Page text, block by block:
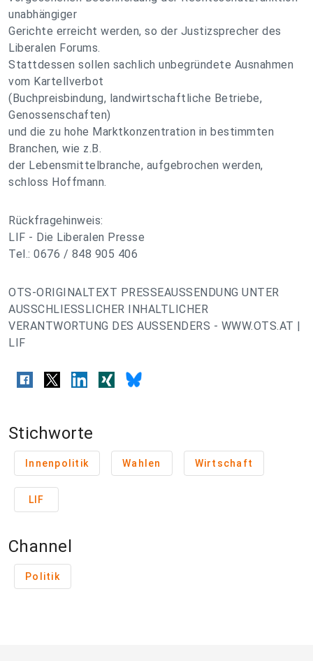
unabhängiger
Gerichte erreicht werden, so der Justizsprecher des
Liberalen Forums.
Stattdessen sollen sachlich unbegründete Ausnahmen
vom Kartellverbot
(Buchpreisbindung, landwirtschaftliche Betriebe,
Genossenschaften)
und die zu hohe Marktkonzentration in bestimmten
Branchen, wie z.B.
der Lebensmittelbranche, aufgebrochen werden,
schloss Hoffmann.
Rückfragehinweis:
LIF - Die Liberalen Presse
Tel.: 0676 / 848 905 406
OTS-ORIGINALTEXT PRESSEAUSSENDUNG UNTER
AUSSCHLIESSLICHER INHALTLICHER
VERANTWORTUNG DES AUSSENDERS - WWW.OTS.AT |
LIF
Stichworte
Innenpolitik Wahlen Wirtschaft
LIF
Channel
Politik